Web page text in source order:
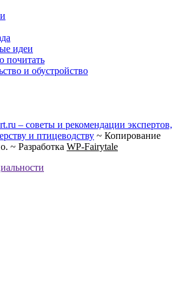
идеи
почитать
и обустройство
– cоветы и рекомендации экспертов,
и птицеводству ~ Копирование
~ Разработка WP-Fairytale